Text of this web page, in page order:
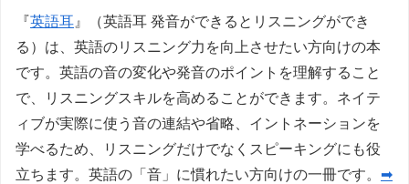
『英語耳』（英語耳 発音ができるとリスニングができ
る）は、英語のリスニング力を向上させたい方向けの本
です。英語の音の変化や発音のポイントを理解すること
で、リスニングスキルを高めることができます。ネイテ
ィブが実際に使う音の連結や省略、イントネーションを
学べるため、リスニングだけでなくスピーキングにも役
立ちます。英語の「音」に慣れたい方向けの一冊です。 ➡